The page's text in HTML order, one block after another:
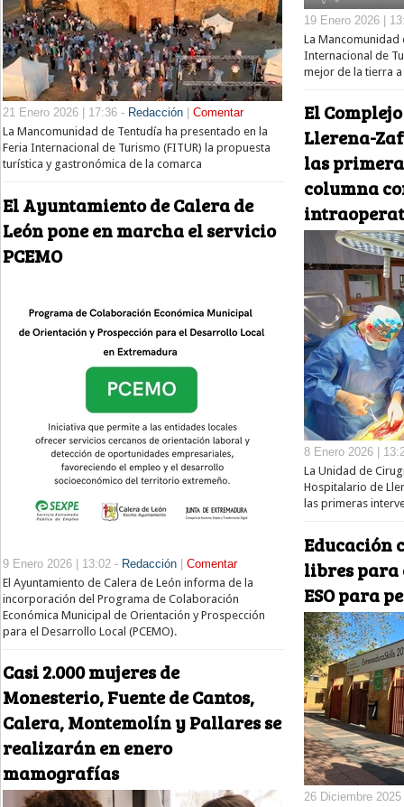
21 Enero 2026 | 17:36 - Redacción
Comentar
La Mancomunidad de Tentudía ha presentado en la
Feria Internacional de Turismo (FITUR) la propuesta
turística y gastronómica de la comarca
El Ayuntamiento de Calera de
León pone en marcha el servicio
PCEMO
9 Enero 2026 | 13:02 - Redacción | Comentar
El Ayuntamiento de Calera de León informa de la
incorporación del Programa de Colaboración
Económica Municipal de Orientación y Prospección
para el Desarrollo Local (PCEMO).
Casi 2.000 mujeres de
Monesterio, Fuente de Cantos,
Calera, Montemolín y Pallares se
realizarán en enero
mamografías
19 Enero 2026 |
La Mancomunidad
Internacional de
mejor de la tierra
El
Llerena-
las
columna
8 Enero 2026 |
La Unidad de
Hospitalario de
las primeras
Educación
libres para
ESO para
26 Diciembre